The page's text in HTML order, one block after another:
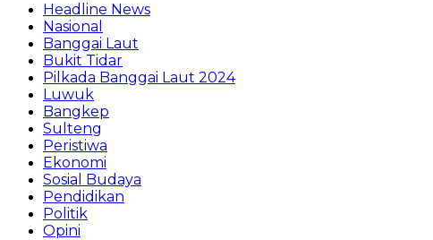
Headline News
Nasional
Banggai Laut
Bukit Tidar
Pilkada Banggai Laut 2024
Luwuk
Bangkep
Sulteng
Peristiwa
Ekonomi
Sosial Budaya
Pendidikan
Politik
Opini